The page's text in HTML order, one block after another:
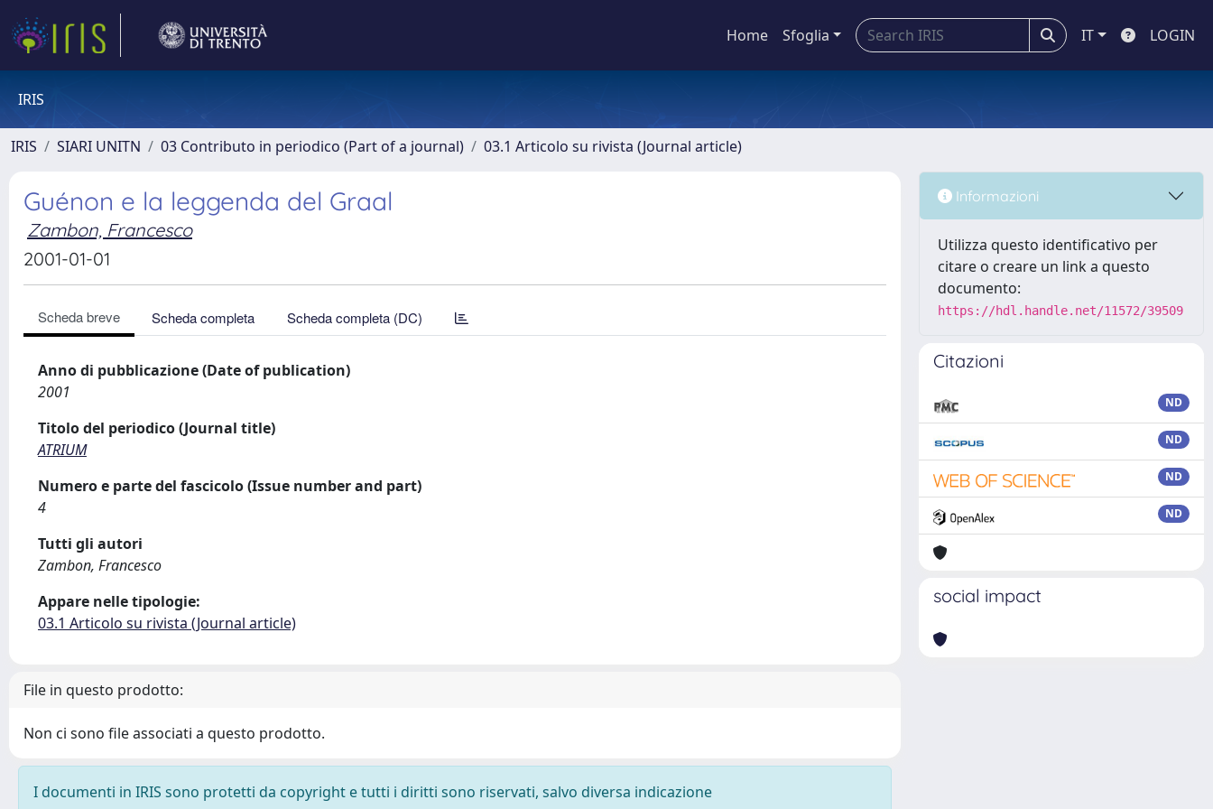
Home Sfoglia IT LOGIN
IRIS
IRIS SIARI UNITN 03 Contributo in periodico (Part of a journal) 03.1 Articolo su rivista (Journal article)
Guénon e la leggenda del Graal
Zambon, Francesco
2001-01-01
Scheda breve Scheda completa Scheda completa (DC)
Anno di pubblicazione (Date of publication)
2001
Titolo del periodico (Journal title)
ATRIUM
Numero e parte del fascicolo (Issue number and part)
4
Tutti gli autori
Zambon, Francesco
Appare nelle tipologie:
03.1 Articolo su rivista (Journal article)
File in questo prodotto:
Non ci sono file associati a questo prodotto.
I documenti in IRIS sono protetti da copyright e tutti i diritti sono riservati, salvo diversa indicazione
Informazioni
Utilizza questo identificativo per
citare o creare un link a questo
documento:
https://hdl.handle.net/11572/39509
Citazioni
ND
ND
ND
ND
social impact